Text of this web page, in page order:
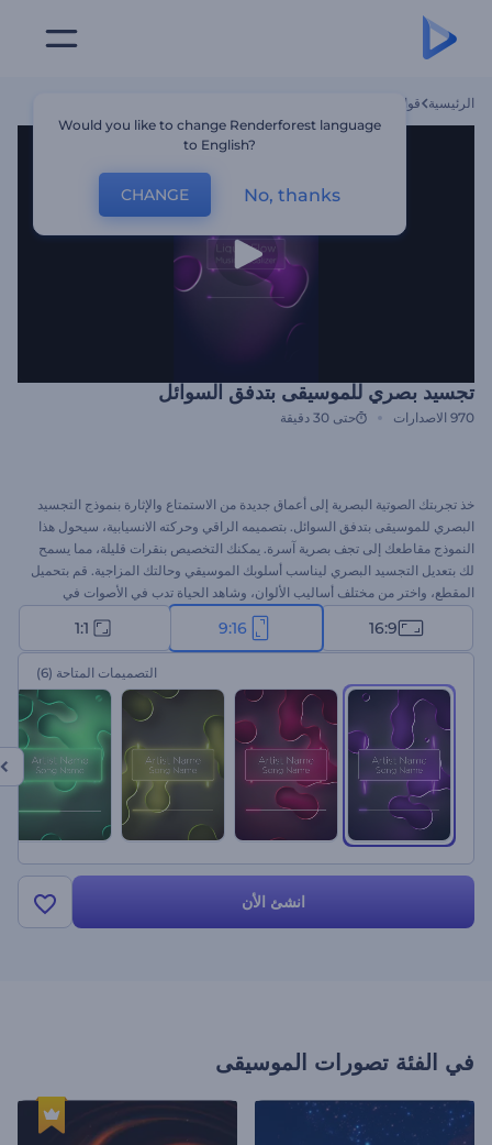
الرئيسية قوالب
تجسيد بصري للموسيقى بتدفق السوائل
970 الاصدارات حتى 30 دقيقة
خذ تجربتك الصوتية البصرية إلى أعماق جديدة من الاستمتاع والإثارة بنموذج التجسيد
البصري للموسيقى بتدفق السوائل. بتصميمه الراقي وحركته الانسيابية، سيحول هذا
النموذج مقاطعك إلى تجف بصرية آسرة. يمكنك التخصيص بنقرات قليلة، مما يسمح
لك بتعديل التجسيد البصري ليناسب أسلوبك الموسيقي وحالتك المزاجية. قم بتحميل
المقطع، واختر من مختلف أساليب الألوان، وشاهد الحياة تدب في الأصوات في
سيمفونية جميلة من انسابية السوائل. مثالي للعروض الترويجية للموسيقى،
وإصدرات الأغاني الجديدة، وقنوات يوتيوب، وغيرها الكثير من المشروعات. جرب
الآن!
16:9
9:16
1:1
التصميمات المتاحة (6)
انشئ الأن
في الفئة تصورات الموسيقى
Would you like to change Renderforest language
to English?
CHANGE No, thanks